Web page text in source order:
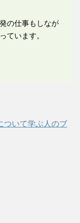
の仕事もしなが
ています。
ついて学ぶ人のブ